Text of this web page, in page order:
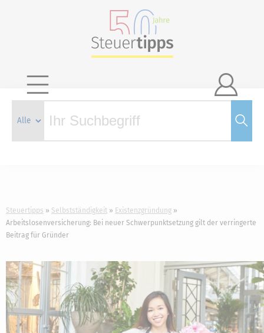

Steuertipps Selbstständigkeit
Existenzgründung
Arbeitslosenversicherung: Bei neuer Schwerpunktsetzung gilt der verringerte
Beitrag für Gründer